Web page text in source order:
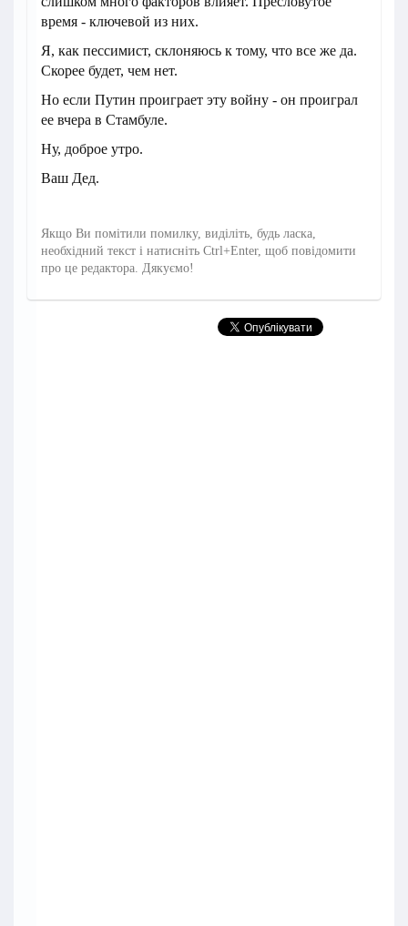
время - ключевой из них.
Я, как пессимист, склоняюсь к тому, что все же да.
Скорее будет, чем нет.
Но если Путин проиграет эту войну - он проиграл
ее вчера в Стамбуле.
Ну, доброе утро.
Ваш Дед.
Якщо Ви помітили помилку, виділіть, будь ласка,
необхідний текст і натисніть Ctrl+Enter, щоб повідомити
про це редактора. Дякуємо!